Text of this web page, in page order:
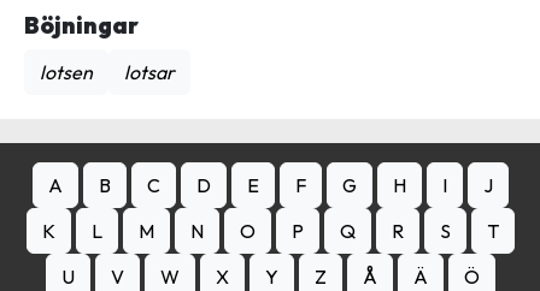
Böjningar
lotsen lotsar
A B C D E F G H I
J
K
L M N O P Q R S
T
U
V W X Y Z Å Ä Ö